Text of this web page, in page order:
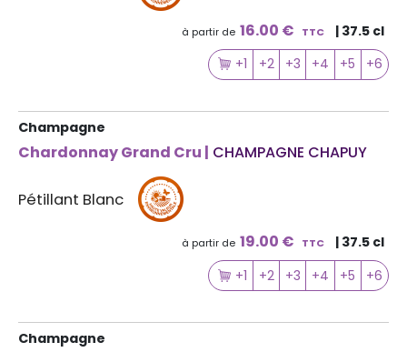
à partir de 16.00 € TTC
| 37.5 cl
+1
+2 +3 +4 +5 +6
Champagne
Chardonnay Grand Cru | CHAMPAGNE CHAPUY
Pétillant Blanc
à partir de 19.00 € TTC
| 37.5 cl
+1
+2 +3 +4 +5 +6
Champagne